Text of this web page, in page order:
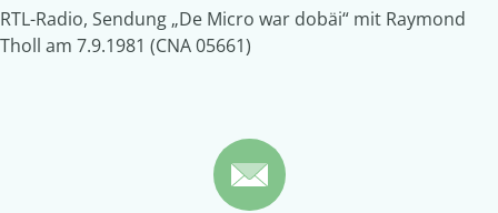
RTL-Radio, Sendung „De Micro war dobäi“ mit Raymond
Tholl am 7.9.1981 (CNA 05661)